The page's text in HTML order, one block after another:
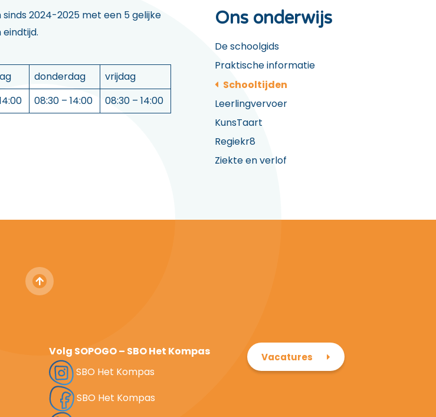
2024-2025 met een 5 gelijke
donderdag
vrijdag
08:30 – 14:00 08:30 – 14:00
Ons onderwijs
De schoolgids
Praktische informatie
Schooltijden
Leerlingvervoer
KunsTaart
Regiekr8
Ziekte en verlof
Volg SOPOGO – SBO Het Kompas
SBO Het Kompas
SBO Het Kompas
Vacatures